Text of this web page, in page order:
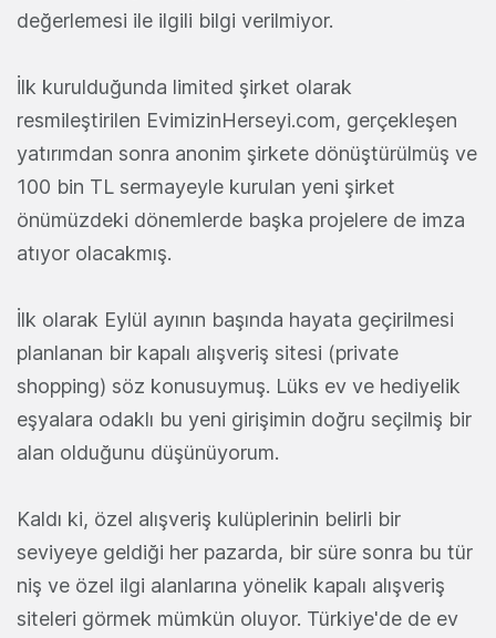
değerlemesi ile ilgili bilgi verilmiyor.
İlk kurulduğunda limited şirket olarak
resmileştirilen EvimizinHerseyi.com, gerçekleşen
yatırımdan sonra anonim şirkete dönüştürülmüş ve
100 bin TL sermayeyle kurulan yeni şirket
önümüzdeki dönemlerde başka projelere de imza
atıyor olacakmış.
İlk olarak Eylül ayının başında hayata geçirilmesi
planlanan bir kapalı alışveriş sitesi (private
shopping) söz konusuymuş. Lüks ev ve hediyelik
eşyalara odaklı bu yeni girişimin doğru seçilmiş bir
alan olduğunu düşünüyorum.
Kaldı ki, özel alışveriş kulüplerinin belirli bir
seviyeye geldiği her pazarda, bir süre sonra bu tür
niş ve özel ilgi alanlarına yönelik kapalı alışveriş
siteleri görmek mümkün oluyor. Türkiye'de de ev